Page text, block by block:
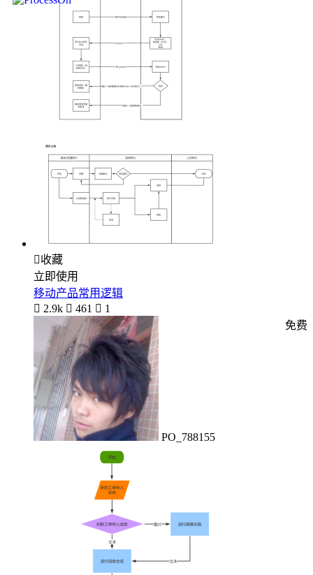
收藏
立即使用
移动产品常用逻辑
 2.9k  461  1
PO_788155
免费